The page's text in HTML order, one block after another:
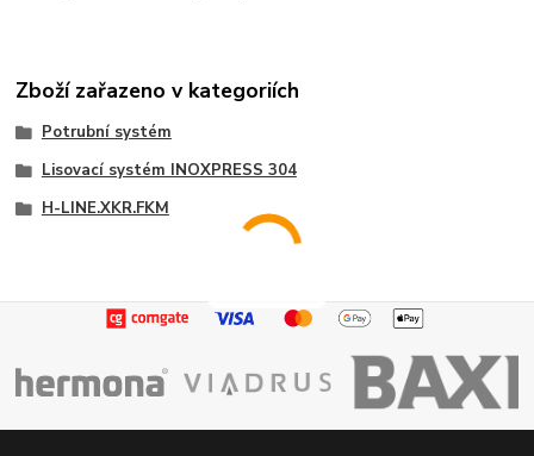
Zboží zařazeno v kategoriích
Potrubní systém
Lisovací systém INOXPRESS 304
H-LINE.XKR.FKM